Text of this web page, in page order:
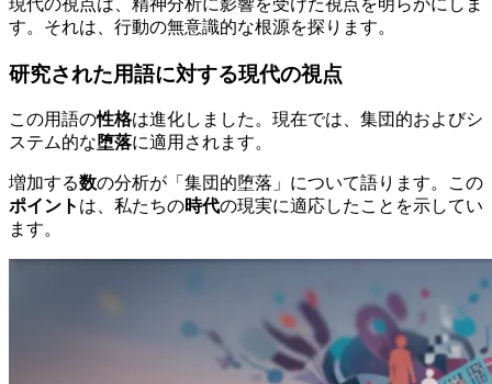
す。それは、行動の無意識的な根源を探ります。
研究された用語に対する現代の視点
この用語の性格は進化しました。現在では、集団的およびシ
ステム的な堕落に適用されます。
増加する数の分析が「集団的堕落」について語ります。この
ポイント は、私たちの時代の現実に適応したことを示してい
ます。